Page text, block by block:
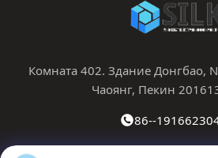
Комната 402. Здание Донгбао,
Чаоянг, Пекин
86--